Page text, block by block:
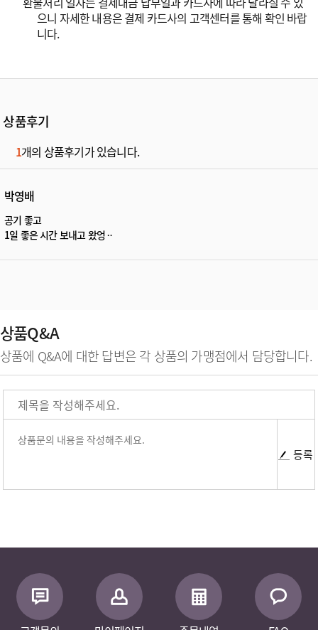
으니 자세한 내용은 결제 카드사의 고객센터를 통해 확인 바랍
니다.
상품후기
1개의 상품후기가 있습니다.
박영배
공기 좋고
1일 좋은 시간 보내고 왔엉ᆢ
상품Q&A
상품에 Q&A에 대한 답변은 각 상품의 가맹점에서 담당합니다.
등록